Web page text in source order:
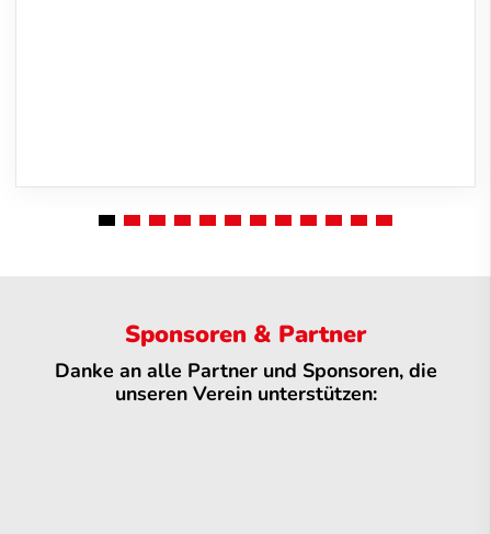
Sponsoren & Partner
Danke an alle Partner und Sponsoren, die
unseren Verein unterstützen: